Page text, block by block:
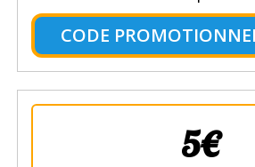
CODE
5€